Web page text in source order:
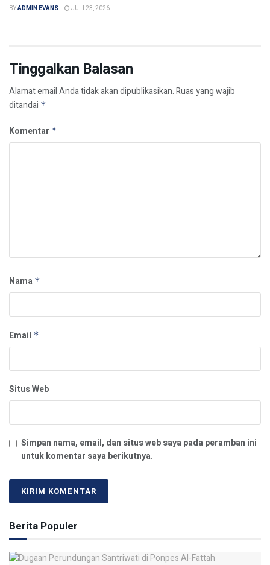
BYADMIN EVANS JULI 23, 2026
Tinggalkan Balasan
Alamat email Anda tidak akan dipublikasikan.Ruas yang wajib
ditandai *
Komentar *
Nama *
Email *
Situs Web
Simpan nama, email, dan situs web saya pada peramban ini
untuk komentar saya berikutnya.
Berita Populer